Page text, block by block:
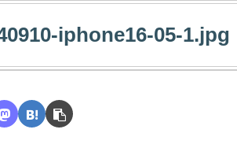
iphone16-05-1.jpg